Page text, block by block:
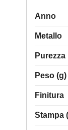
Anno
Metallo
Purezza
Peso (g)
Finitura
Stampa